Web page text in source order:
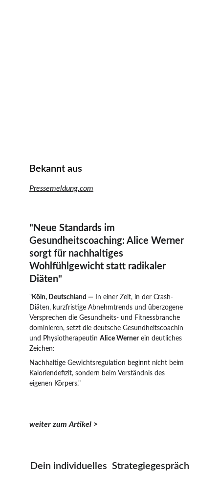
Bekannt aus
" Neue Standards im
Gesundheitscoaching: Alice Werner
sorgt für nachhaltiges
Wohlfühlgewicht statt radikaler
Diäten"
" Köln, Deutschland — In einer Zeit, in der Crash-
Diäten, kurzfristige Abnehmtrends und überzogene
Versprechen die Gesundheits- und Fitnessbranche
dominieren, setzt die deutsche Gesundheitscoachin
und Physiotherapeutin Alice Werner ein deutliches
Zeichen:
Nachhaltige Gewichtsregulation beginnt nicht beim
Kaloriendefizit, sondern beim Verständnis des
eigenen Körpers."
Pressemeldung.com
weiter zum Artikel >
Dein individuelles  Strategiegespräch